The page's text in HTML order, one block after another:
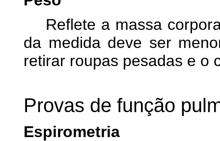
Reflete a massa
da medida deve ser
retirar roupas pesadas e o
Provas de função
Espirometria